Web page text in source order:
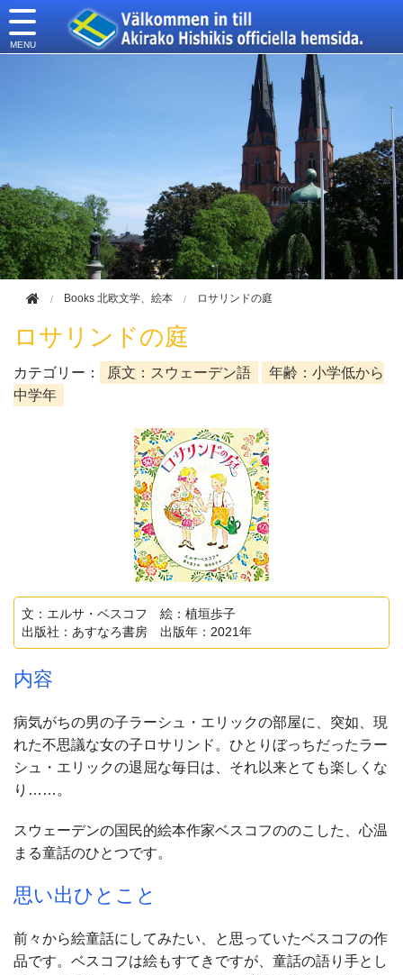
Books 北欧文学、絵本 ロサリンドの庭
ロサリンドの庭
カテゴリー： 原文：スウェーデン語
年齢：小学低から
中学年
文：エルサ・ベスコフ 絵：植垣歩子
出版社：あすなろ書房 出版年：2021年
内容
病気がちの男の子ラーシュ・エリックの部屋に、突如、現
れた不思議な女の子ロサリンド。ひとりぼっちだったラー
シュ・エリックの退屈な毎日は、それ以来とても楽しくな
り……。
スウェーデンの国民的絵本作家ベスコフののこした、心温
まる童話のひとつです。
思い出ひとこと
前々から絵童話にしてみたい、と思っていたベスコフの作
品です。ベスコフは絵もすてきですが、童話の語り手とし